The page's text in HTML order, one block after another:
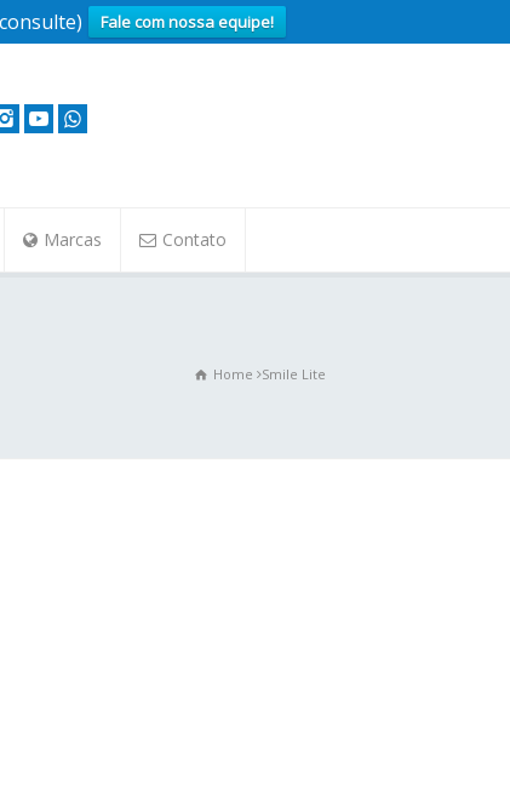
Fale com nossa equipe!
Marcas Contato
Home Smile Lite